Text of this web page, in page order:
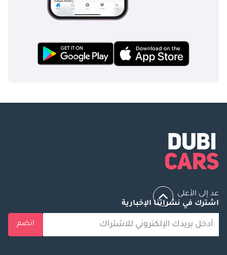
عد إلى الأعلى
اشترك في نشراتنا الإخبارية
انضم